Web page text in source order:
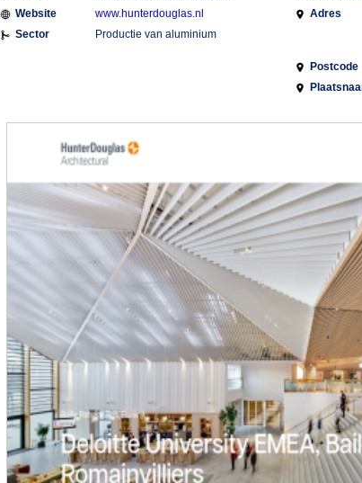
Website
www.hunterdouglas.nl
Sector
Productie van aluminium
Adres
Postcode